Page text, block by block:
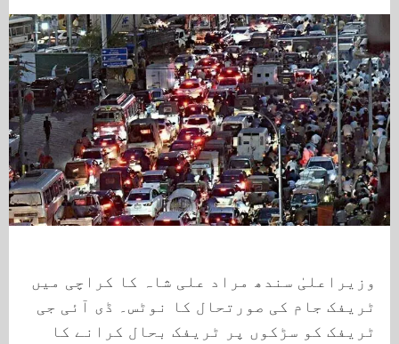
وزیراعلیٰ سندھ مراد علی شاہ کا کراچی میں
ٹریفک جام کی صورتحال کا نوٹس۔ ڈی آئی جی
ٹریفک کو سڑکوں پر ٹریفک بحال کرانے کا